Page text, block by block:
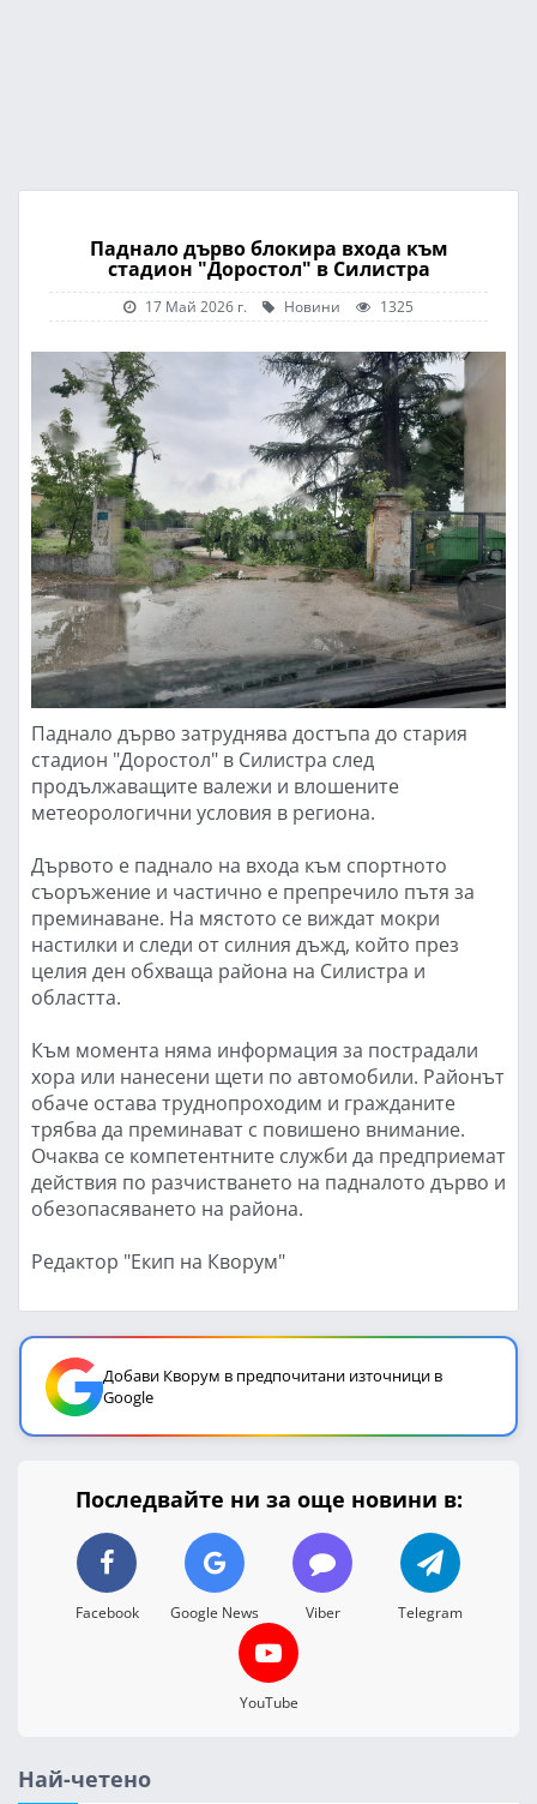
Паднало дърво блокира входа към
стадион "Доростол" в Силистра
17 Май 2026 г. Новини 1325
Паднало дърво затруднява достъпа до стария
стадион "Доростол" в Силистра след
продължаващите валежи и влошените
метеорологични условия в региона.
Дървото е паднало на входа към спортното
съоръжение и частично е препречило пътя за
преминаване. На мястото се виждат мокри
настилки и следи от силния дъжд, който през
целия ден обхваща района на Силистра и
областта.
Към момента няма информация за пострадали
хора или нанесени щети по автомобили. Районът
обаче остава труднопроходим и гражданите
трябва да преминават с повишено внимание.
Очаква се компетентните служби да предприемат
действия по разчистването на падналото дърво и
обезопасяването на района.
Редактор "Екип на Кворум"
Добави Кворум в предпочитани източници в
Google
Последвайте ни за още новини в:
Facebook Google News Viber Telegram
YouTube
Най-четено